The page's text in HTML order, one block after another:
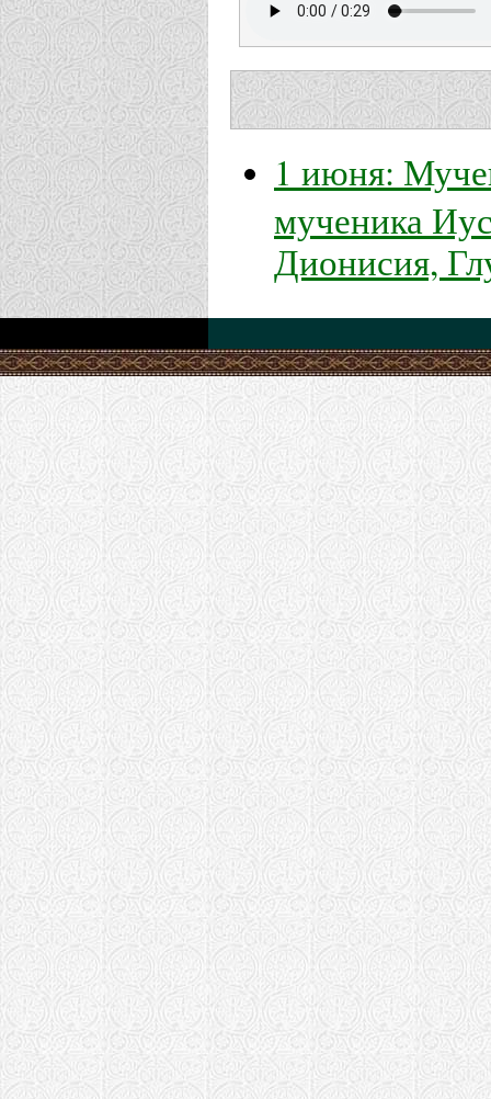
1 июня:
мученика
Дионисия,